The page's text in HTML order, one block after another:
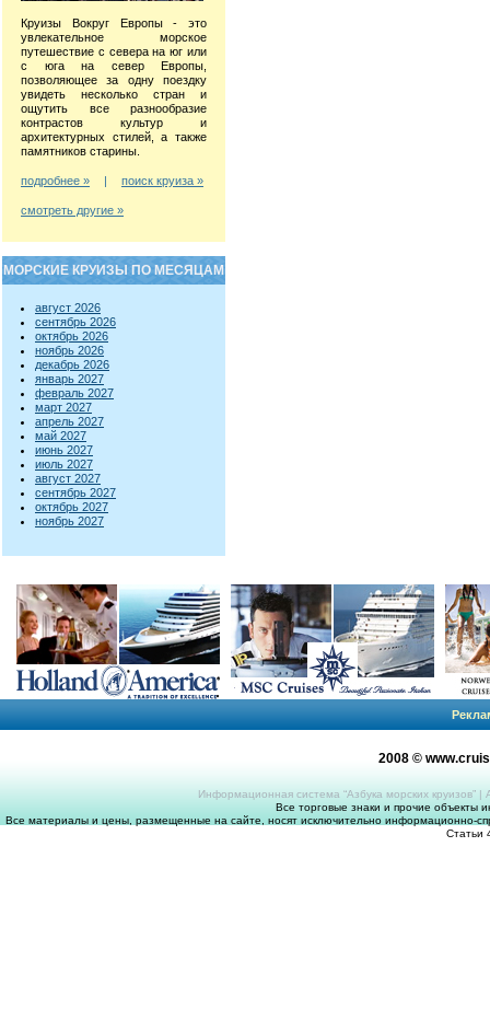
Круизы Вокруг Европы - это
увлекательное морское
путешествие с севера на юг или
с юга на север Европы,
позволяющее за одну поездку
увидеть несколько стран и
ощутить все разнообразие
контрастов культур и
архитектурных стилей, а также
памятников старины.
подробнее » | поиск круиза »
смотреть другие »
МОРСКИЕ КРУИЗЫ ПО МЕСЯЦАМ
август 2026
сентябрь 2026
октябрь 2026
ноябрь 2026
декабрь 2026
январь 2027
февраль 2027
март 2027
апрель 2027
май 2027
июнь 2027
июль 2027
август 2027
сентябрь 2027
октябрь 2027
ноябрь 2027
2008 ©
Информационная система “Азбука морских круизов” |
Все торговые знаки и прочие объекты
Все материалы и цены, размещенные на сайте, носят исключительно информационно-
Статьи